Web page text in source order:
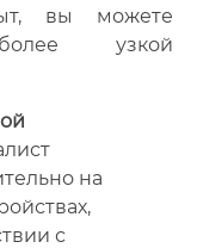
вы можете
узкой
на
с